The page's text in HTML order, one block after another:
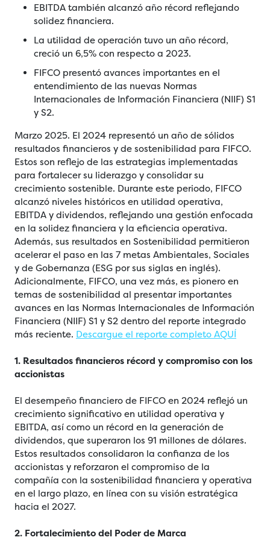
EBITDA también alcanzó año récord reflejando
solidez financiera.
La utilidad de operación tuvo un año récord,
creció un 6,5% con respecto a 2023.
FIFCO presentó avances importantes en el
entendimiento de las nuevas Normas
Internacionales de Información Financiera (NIIF) S1
y S2.
Marzo 2025. El 2024 representó un año de sólidos
resultados financieros y de sostenibilidad para FIFCO.
Estos son reflejo de las estrategias implementadas
para fortalecer su liderazgo y consolidar su
crecimiento sostenible. Durante este periodo, FIFCO
alcanzó niveles históricos en utilidad operativa,
EBITDA y dividendos, reflejando una gestión enfocada
en la solidez financiera y la eficiencia operativa.
Además, sus resultados en Sostenibilidad permitieron
acelerar el paso en las 7 metas Ambientales, Sociales
y de Gobernanza (ESG por sus siglas en inglés).
Adicionalmente, FIFCO, una vez más, es pionero en
temas de sostenibilidad al presentar importantes
avances en las Normas Internacionales de Información
Financiera (NIIF) S1 y S2 dentro del reporte integrado
más reciente. Descargue el reporte completo AQUÍ
1. Resultados financieros récord y compromiso con los
accionistas
El desempeño financiero de FIFCO en 2024 reflejó un
crecimiento significativo en utilidad operativa y
EBITDA, así como un récord en la generación de
dividendos, que superaron los 91 millones de dólares.
Estos resultados consolidaron la confianza de los
accionistas y reforzaron el compromiso de la
compañía con la sostenibilidad financiera y operativa
en el largo plazo, en línea con su visión estratégica
hacia el 2027.
2. Fortalecimiento del Poder de Marca